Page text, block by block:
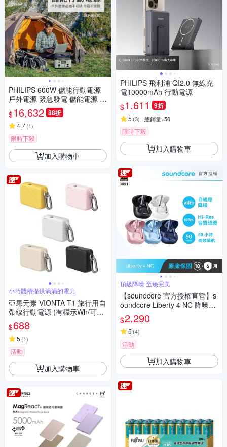
PHILIPS 600W 儲能行動電源
戶外電源 緊急發電 儲能電源 D
LP8093C
$16,632 88折
4.7(1)
限時下殺
加入購物車
小巧體積提供滿滿的電力
亞果元素 VIONTA T1 旅行用自
帶線行動電源 (有標示Wh/可上
飛機)
$688
5 (1)
活動
加入購物車
PHILIPS 飛利浦 QI2.0 無線充
電10000mAh 行動電源
$1,611 9折
5 (3) 總銷量>50
限時下殺
加入購物車
頂級降噪 至臻完美
【soundcore 官方授權直營】s
oundcore Liberty 4 NC 降噪真
無線藍牙耳機
$2,290
5 (4)
活動
加入購物車